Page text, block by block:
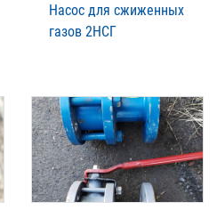
Насос для сжиженных
газов 2НСГ